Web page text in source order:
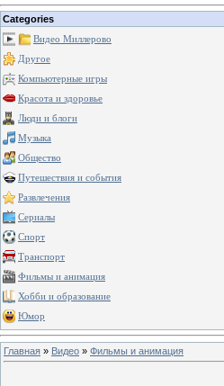
Categories
Видео Миллерово
Другое
Компьютерные игры
Красота и здоровье
Люди и блоги
Музыка
Общество
Путешествия и события
Развлечения
Сериалы
Спорт
Транспорт
Фильмы и анимация
Хобби и образование
Юмор
Главная » Видео » Фильмы и анимация